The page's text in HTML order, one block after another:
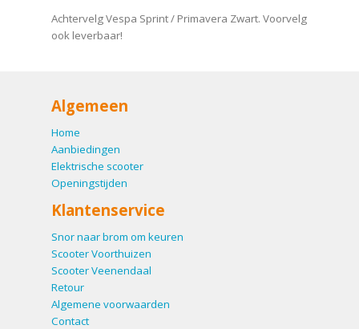
Achtervelg Vespa Sprint / Primavera Zwart. Voorvelg
ook leverbaar!
Algemeen
Home
Aanbiedingen
Elektrische scooter
Openingstijden
Klantenservice
Snor naar brom om keuren
Scooter Voorthuizen
Scooter Veenendaal
Retour
Algemene voorwaarden
Contact